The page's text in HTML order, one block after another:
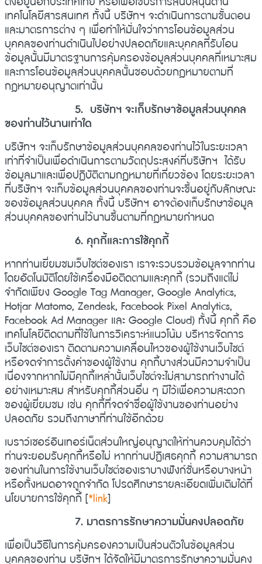
เทคโนโลยีสารสนเทศ ทั้งนี้ บริษัทฯ จะดำเนินการตามขั้นตอน
และมาตรการต่าง ๆ เพื่อทำให้มั่นใจว่าการโอนข้อมูลส่วน
บุคคลของท่านดำเนินไปอย่างปลอดภัยและบุคคลที่รับโอน
ข้อมูลนั้นมีมาตรฐานการคุ้มครองข้อมูลส่วนบุคคลที่เหมาะสม
และการโอนข้อมูลส่วนบุคคลนั้นชอบด้วยกฎหมายตามที่
กฎหมายอนุญาตเท่านั้น
5. บริษัทฯ จะเก็บรักษาข้อมูลส่วนบุคคล
ของท่านไว้นานเท่าใด
บริษัทฯ จะเก็บรักษาข้อมูลส่วนบุคคลของท่านไว้ในระยะเวลา
เท่าที่จำเป็นเพื่อดำเนินการตามวัตถุประสงค์ที่บริษัทฯ ได้รับ
ข้อมูลมาและเพื่อปฏิบัติตามกฎหมายที่เกี่ยวข้อง โดยระยะเวลา
ที่บริษัทฯ จะเก็บข้อมูลส่วนบุคคลของท่านจะขึ้นอยู่กับลักษณะ
ของข้อมูลส่วนบุคคล ทั้งนี้ บริษัทฯ อาจต้องเก็บรักษาข้อมูล
ส่วนบุคคลของท่านไว้นานขึ้นตามที่กฎหมายกำหนด
6. คุกกี้และการใช้คุกกี้
หากท่านเยี่ยมชมเว็บไซต์ของเรา เราจะรวบรวมข้อมูลจากท่าน
โดยอัตโนมัติโดยใช้เครื่องมือติดตามและคุกกี้ (รวมถึงแต่ไม่
จำกัดเพียง Google Tag Manager, Google Analytics,
Hotjar Matomo, Zendesk, Facebook Pixel Analytics,
Facebook Ad Manager และ Google Cloud) ทั้งนี้ คุกกี้ คือ
เทคโนโลยีติดตามที่ใช้ในการวิเคราะห์แนวโน้ม บริหารจัดการ
เว็บไซต์ของเรา ติดตามความเคลื่อนไหวของผู้ใช้งานเว็บไซต์
หรือจดจำการตั้งค่าของผู้ใช้งาน คุกกี้บางส่วนมีความจำเป็น
เนื่องจากหากไม่มีคุกกี้เหล่านั้นเว็บไซต์จะไม่สามารถทำงานได้
อย่างเหมาะสม สำหรับคุกกี้ส่วนอื่น ๆ มีไว้เพื่อความสะดวก
ของผู้เยี่ยมชม เช่น คุกกี้ที่จดจำชื่อผู้ใช้งานของท่านอย่าง
ปลอดภัย รวมถึงภาษาที่ท่านใช้อีกด้วย
เบราว์เซอร์อินเทอร์เน็ตส่วนใหญ่อนุญาตให้ท่านควบคุมได้ว่า
ท่านจะยอมรับคุกกี้หรือไม่ หากท่านปฏิเสธคุกกี้ ความสามารถ
ของท่านในการใช้งานเว็บไซต์ของเราบางฟังก์ชั่นหรือบางหน้า
หรือทั้งหมดอาจถูกจำกัด โปรดศึกษารายละเอียดเพิ่มเติมได้ที่
นโยบายการใช้คุกกี้[*link]
7. มาตรการรักษาความมั่นคงปลอดภัย
เพื่อเป็นวิธีในการคุ้มครองความเป็นส่วนตัวในข้อมูลส่วน
บุคคลของท่าน บริษัทฯ ได้จัดให้มีมาตรการรักษาความมั่นคง